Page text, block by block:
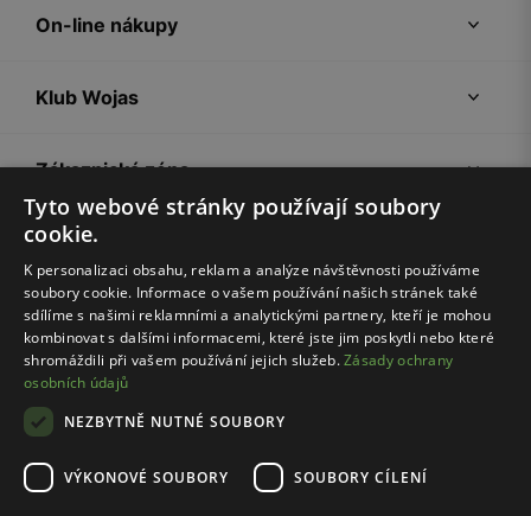
On-line nákupy
Klub Wojas
Zákaznická zóna
Společnost Wojas
Rady
Tyto webové stránky používají soubory
cookie.
K personalizaci obsahu, reklam a analýze návštěvnosti používáme
soubory cookie. Informace o vašem používání našich stránek také
sdílíme s našimi reklamními a analytickými partnery, kteří je mohou
kombinovat s dalšími informacemi, které jste jim poskytli nebo které
shromáždili při vašem používání jejich služeb.Zásady ochrany
osobních údajů
NEZBYTNĚ NUTNÉ SOUBORY
VÝKONOVÉ SOUBORY SOUBORY CÍLENÍ